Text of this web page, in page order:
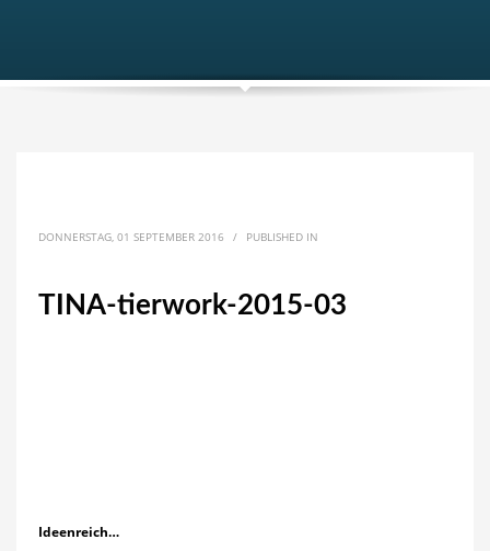
DONNERSTAG, 01 SEPTEMBER 2016 / PUBLISHED IN
TINA-tierwork-2015-03
Ideenreich…